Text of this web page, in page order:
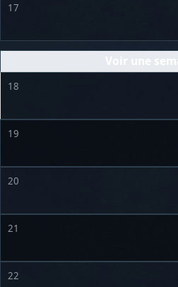
17
18
19
20
21
22